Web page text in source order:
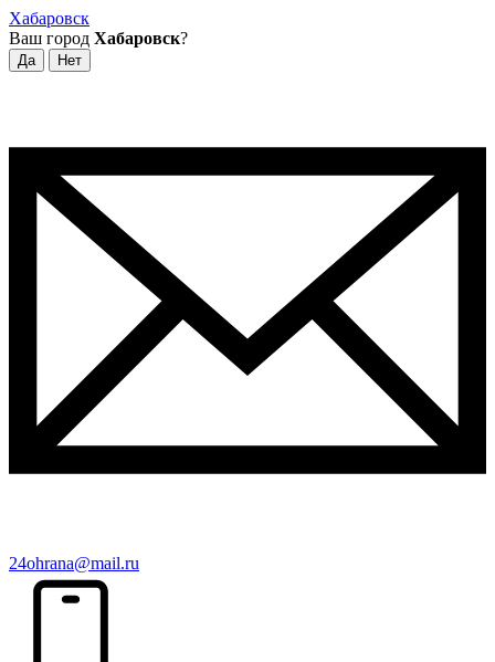
Хабаровск
Ваш город Хабаровск?
24ohrana@mail.ru